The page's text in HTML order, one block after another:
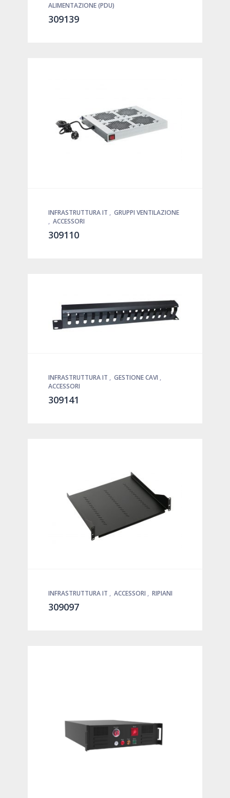
ALIMENTAZIONE (PDU)
309139
INFRASTRUTTURA IT , GRUPPI VENTILAZIONE
, ACCESSORI
309110
INFRASTRUTTURA IT , GESTIONE CAVI ,
ACCESSORI
309141
INFRASTRUTTURA IT , ACCESSORI , RIPIANI
309097